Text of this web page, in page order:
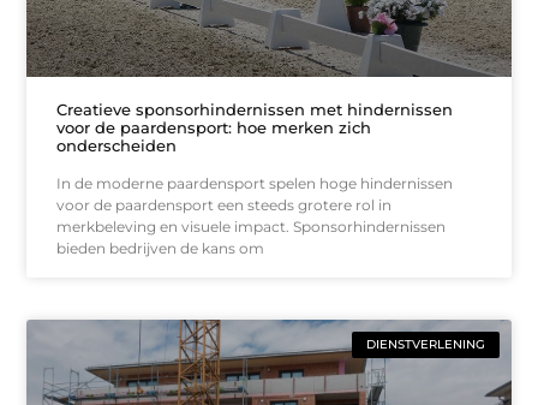
Creatieve sponsorhindernissen met hindernissen
voor de paardensport: hoe merken zich
onderscheiden
In de moderne paardensport spelen hoge hindernissen
voor de paardensport een steeds grotere rol in
merkbeleving en visuele impact. Sponsorhindernissen
bieden bedrijven de kans om
DIENSTVERLENING